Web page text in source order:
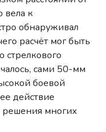
вела к
обнаруживал
расчёт мог быть
сами 50-мм
боевой
действие
решения многих